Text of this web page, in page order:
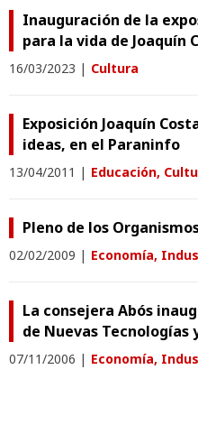
Inauguración de la
para la vida de Joaquín
16/03/2023 | Cultura
Exposición Joaquín
ideas, en el Paraninfo
13/04/2011 | Educación,
Pleno de los
02/02/2009 | Economía,
La consejera Abós
de Nuevas Tecnologías
07/11/2006 | Economía,